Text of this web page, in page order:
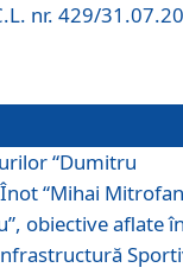
nr. 429/
“Dumitru
“Mihai
obiective aflate